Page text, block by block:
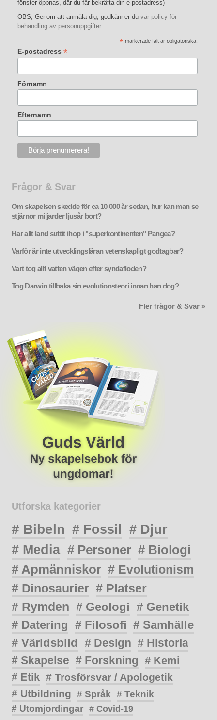
fönster öppnas, där du får bekräfta din e-postadress)
OBS, Genom att anmäla dig, godkänner du vår policy för
behandling av personuppgifter.
*-markerade fält är obligatoriska.
E-postadress *
Förnamn
Efternamn
Frågor & Svar
Om skapelsen skedde för ca 10 000 år sedan, hur kan man se
stjärnor miljarder ljusår bort?
Har allt land suttit ihop i "superkontinenten" Pangea?
Varför är inte utvecklingsläran vetenskapligt godtagbar?
Vart tog allt vatten vägen efter syndafloden?
Tog Darwin tillbaka sin evolutionsteori innan han dog?
Fler frågor & Svar »
Utforska kategorier
# Bibeln # Fossil # Djur
# Media # Personer # Biologi
# Apmänniskor # Evolutionism
# Dinosaurier # Platser
# Rymden # Geologi # Genetik
# Datering # Filosofi # Samhälle
# Världsbild
# Design # Historia
# Skapelse # Forskning # Kemi
# Etik # Trosförsvar / Apologetik
# Utbildning
# Språk
# Teknik
# Utomjordingar # Covid-19